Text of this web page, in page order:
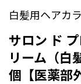
白髪用ヘアカ
サロン ド
リーム（白
個【医薬部